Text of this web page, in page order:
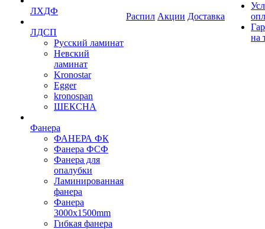
ЛХДФ
ЛДСП
Русский ламинат
Невский
ламинат
Kronostar
Egger
kronospan
ШЕКСНА
Фанера
ФАНЕРА ФК
Фанера ФСФ
Фанера для
опалубки
Ламинированная
фанера
Фанера
3000х1500mm
Гибкая фанера
Распил Акции Доставка
на